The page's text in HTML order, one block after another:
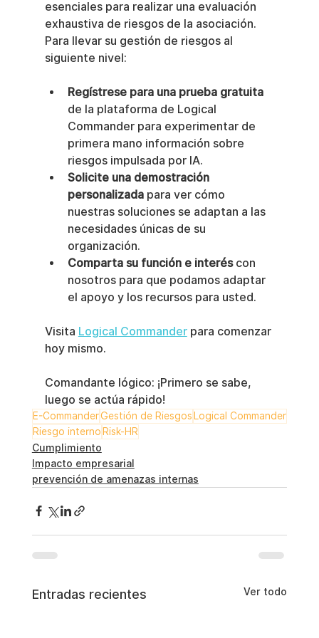
esenciales para realizar una evaluación
exhaustiva de riesgos de la asociación.
Para llevar su gestión de riesgos al
siguiente nivel:
Regístrese para una prueba gratuita
de la plataforma de Logical
Commander para experimentar de
primera mano información sobre
riesgos impulsada por IA.
Solicite una demostración
personalizada para ver cómo
nuestras soluciones se adaptan a las
necesidades únicas de su
organización.
Comparta su función e interés con
nosotros para que podamos adaptar
el apoyo y los recursos para usted.
Visita Logical Commander para comenzar
hoy mismo.
Comandante lógico: ¡Primero se sabe,
luego se actúa rápido!
E-CommanderGestión de Riesgos Logical Commander
Riesgo interno Risk-HR
Cumplimiento
Impacto empresarial
prevención de amenazas internas
Entradas recientes Ver todo